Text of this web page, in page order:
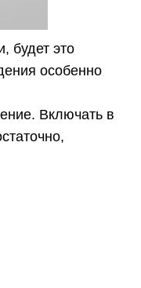
будет это
особенно
Включать в